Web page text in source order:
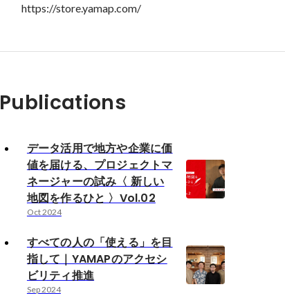
https://store.yamap.com/
Publications
データ活用で地方や企業に価
値を届ける、プロジェクトマ
ネージャーの試み〈 新しい
地図を作るひと 〉Vol.02
Oct 2024
すべての人の「使える」を目
指して｜YAMAPのアクセシ
ビリティ推進
Sep 2024